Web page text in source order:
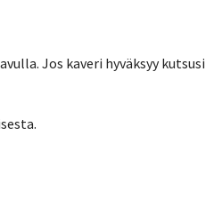
Jos kaveri hyväksyy kutsusi